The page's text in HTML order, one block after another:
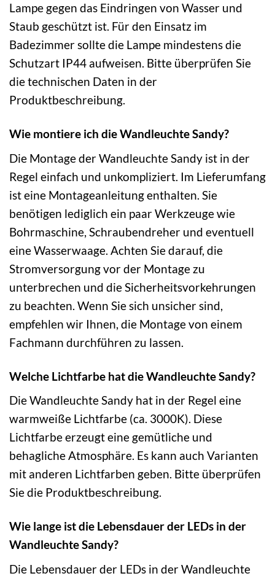
Lampe gegen das Eindringen von Wasser und
Staub geschützt ist. Für den Einsatz im
Badezimmer sollte die Lampe mindestens die
Schutzart IP44 aufweisen. Bitte überprüfen Sie
die technischen Daten in der
Produktbeschreibung.
Wie montiere ich die Wandleuchte Sandy?
Die Montage der Wandleuchte Sandy ist in der
Regel einfach und unkompliziert. Im Lieferumfang
ist eine Montageanleitung enthalten. Sie
benötigen lediglich ein paar Werkzeuge wie
Bohrmaschine, Schraubendreher und eventuell
eine Wasserwaage. Achten Sie darauf, die
Stromversorgung vor der Montage zu
unterbrechen und die Sicherheitsvorkehrungen
zu beachten. Wenn Sie sich unsicher sind,
empfehlen wir Ihnen, die Montage von einem
Fachmann durchführen zu lassen.
Welche Lichtfarbe hat die Wandleuchte Sandy?
Die Wandleuchte Sandy hat in der Regel eine
warmweiße Lichtfarbe (ca. 3000K). Diese
Lichtfarbe erzeugt eine gemütliche und
behagliche Atmosphäre. Es kann auch Varianten
mit anderen Lichtfarben geben. Bitte überprüfen
Sie die Produktbeschreibung.
Wie lange ist die Lebensdauer der LEDs in der
Wandleuchte Sandy?
Die Lebensdauer der LEDs in der Wandleuchte